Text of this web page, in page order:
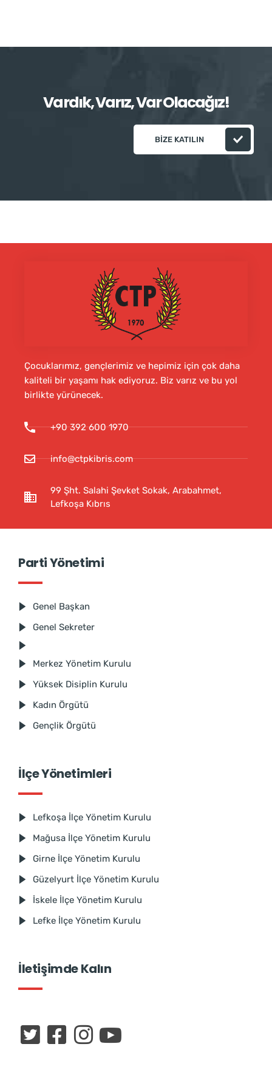
Vardık, Varız, Var Olacağız!
BIZE KATILIN
Çocuklarımız, gençlerimiz ve hepimiz için çok daha
kaliteli bir yaşamı hak ediyoruz. Biz varız ve bu yol
birlikte yürünecek.
+90 392 600 1970
info@ctpkibris.com
99 Şht. Salahi Şevket Sokak, Arabahmet,
Lefkoşa Kıbrıs
Parti Yönetimi
Genel Başkan
Genel Sekreter
Merkez Yönetim Kurulu
Yüksek Disiplin Kurulu
Kadın Örgütü
Gençlik Örgütü
İlçe Yönetimleri
Lefkoşa İlçe Yönetim Kurulu
Mağusa İlçe Yönetim Kurulu
Girne İlçe Yönetim Kurulu
Güzelyurt İlçe Yönetim Kurulu
İskele İlçe Yönetim Kurulu
Lefke İlçe Yönetim Kurulu
İletişimde Kalın